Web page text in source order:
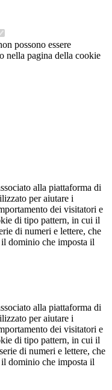
possono essere
nella pagina della cookie
alla piattaforma di
per aiutare i
dei visitatori e
di tipo pattern, in cui il
di numeri e lettere, che
dominio che imposta il
alla piattaforma di
per aiutare i
dei visitatori e
di tipo pattern, in cui il
di numeri e lettere, che
dominio che imposta il